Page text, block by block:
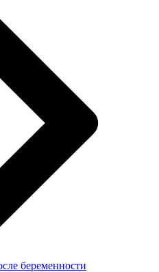
беременности